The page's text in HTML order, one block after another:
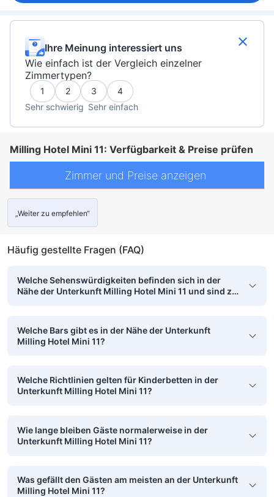
Ihre Meinung interessiert uns
Wie einfach ist der Vergleich einzelner
Zimmertypen?
1 2 3
4
Sehr schwierig Sehr einfach
Milling Hotel Mini 11: Verfügbarkeit & Preise prüfen
Zimmer und Preise anzeigen
„Weiter zu empfehlen“
Häufig gestellte Fragen (FAQ)
Welche Sehenswürdigkeiten befinden sich in der
Nähe der Unterkunft Milling Hotel Mini 11 und sind zu
Welche Bars gibt es in der Nähe der Unterkunft
Milling Hotel Mini 11?
Welche Richtlinien gelten für Kinderbetten in der
Unterkunft Milling Hotel Mini 11?
Wie lange bleiben Gäste normalerweise in der
Unterkunft Milling Hotel Mini 11?
Was gefällt den Gästen am meisten an der Unterkunft
Milling Hotel Mini 11?